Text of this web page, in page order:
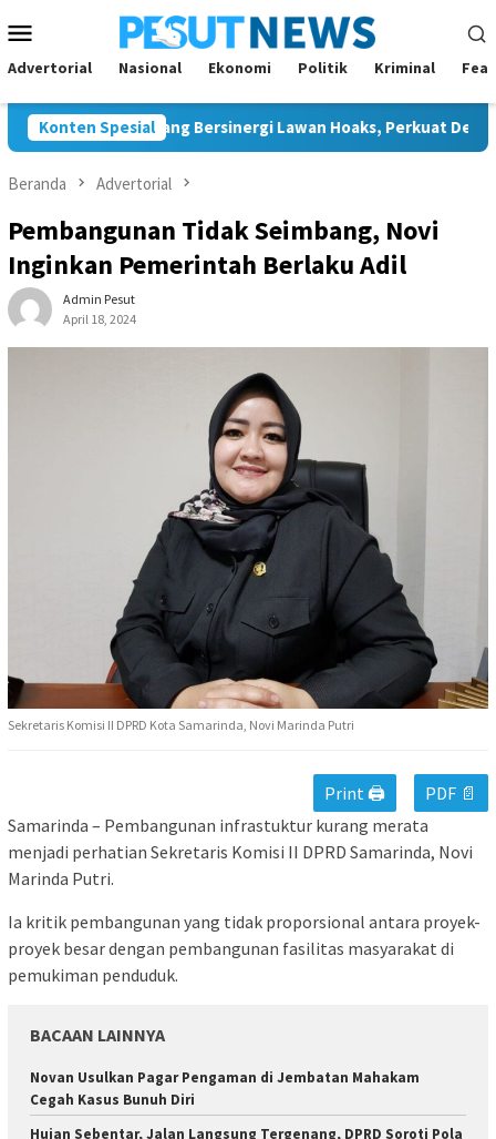
ke
kontenMobile
Advertorial Nasional Ekonomi Politik Kriminal
Konten Spesial
JMSI Bontang Bersinergi Lawan Hoaks, Perkuat Demokrasi
Beranda Advertorial
Pembangunan Tidak Seimbang, Novi
Inginkan Pemerintah Berlaku Adil
Admin Pesut
April 18, 2024
Sekretaris Komisi II DPRD Kota Samarinda, Novi Marinda Putri
Print 🖨
PDF 📄
Samarinda – Pembangunan infrastuktur kurang merata
menjadi perhatian Sekretaris Komisi II DPRD Samarinda, Novi
Marinda Putri.
Ia kritik pembangunan yang tidak proporsional antara proyek-
proyek besar dengan pembangunan fasilitas masyarakat di
pemukiman penduduk.
BACAAN LAINNYA
Novan Usulkan Pagar Pengaman di Jembatan Mahakam
Cegah Kasus Bunuh Diri
Hujan Sebentar, Jalan Langsung Tergenang, DPRD Soroti Pola